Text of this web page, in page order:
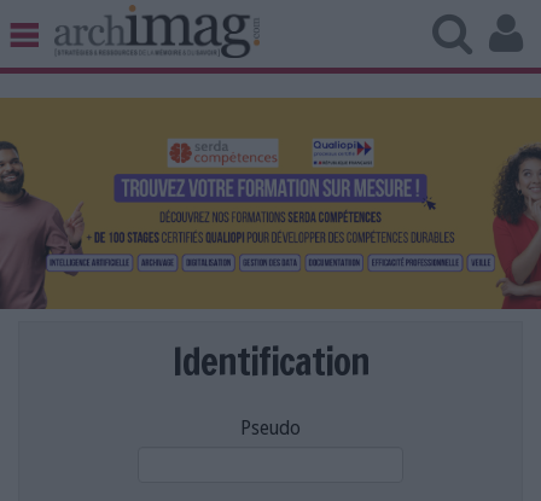
BIBLIOTHÈQUE ÉDITION
UNIVERS DATA
TRAVAIL COLLABORATIF
VIE NUMÉRIQUE
NUMÉRIQUE RESPONSABLE
Identification
Pseudo